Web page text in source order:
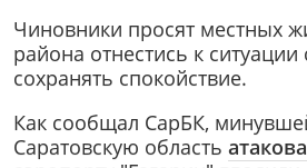
Чиновники просят местных
района отнестись к
сохранять спокойствие.
Как сообщал СарБК,
Саратовскую область